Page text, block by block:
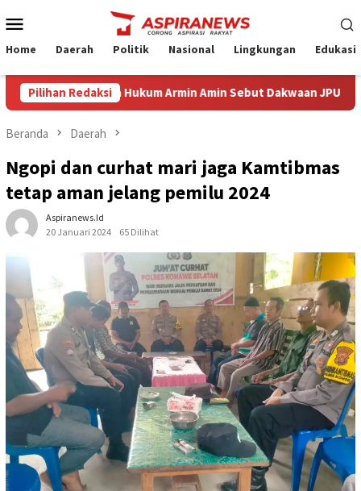
ke
Mobile
Home Daerah Politik Nasional Lingkungan Edukasi
Pilihan Redaksi
Kuasa Hukum Armin Amin Sebut Dakwaan JPU Cacat
Beranda Daerah
Ngopi dan curhat mari jaga Kamtibmas
tetap aman jelang pemilu 2024
Aspiranews.id
20 Januari 2024
65 Dilihat